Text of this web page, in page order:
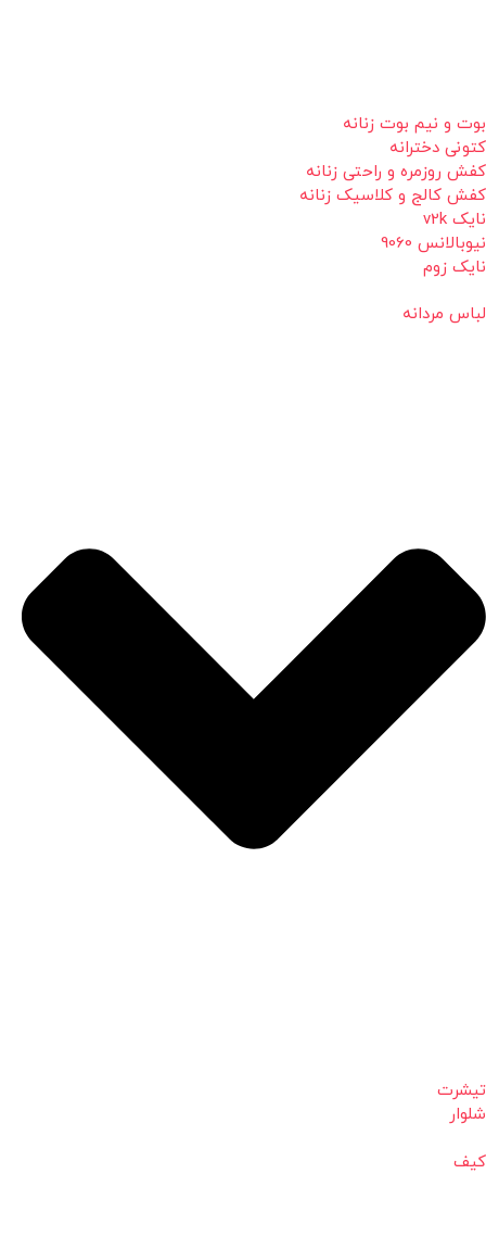
بوت و نیم بوت زنانه
کتونی دخترانه
کفش روزمره و راحتی زنانه
کفش کالج و کلاسیک زنانه
نایک v2k
نیوبالانس 9060
نایک زوم
لباس مردانه
تیشرت
شلوار
کیف